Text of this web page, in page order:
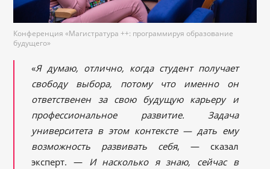
Конференция «Магистратура ++: программируя образование
будущего»
«Я думаю, отлично, когда студент получает
свободу выбора, потому что именно он
ответственен за свою будущую карьеру и
профессиональное развитие. Задача
университета в этом контексте — дать ему
возможность развивать себя, — сказал
эксперт. — И насколько я знаю, сейчас в